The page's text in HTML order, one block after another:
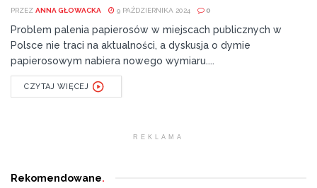
PRZEZ ANNA GŁOWACKA 9 PAŹDZIERNIKA 2024 0
Problem palenia papierosów w miejscach publicznych w
Polsce nie traci na aktualności, a dyskusja o dymie
papierosowym nabiera nowego wymiaru....
CZYTAJ WIĘCEJ
REKLAMA
Rekomendowane.